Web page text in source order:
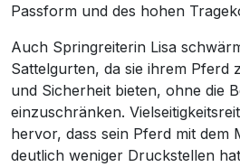
Passform und des hohen
Auch Springreiterin Lisa
Sattelgurten, da sie ihrem Pferd
und Sicherheit bieten, ohne die
einzuschränken.
hervor, dass sein Pferd mit dem
deutlich weniger Druckstellen